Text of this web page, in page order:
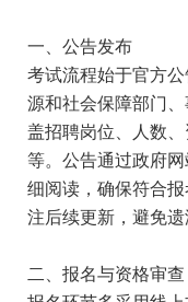
一、公告发布
考试流程始于官方
源和社会保障部门
盖招聘岗位、人数
等。公告通过政府
细阅读，确保符合
注后续更新，避免遗
二、报名与资格审查